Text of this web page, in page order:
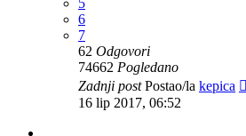
6
7
62 Odgovori
74662 Pogledano
Zadnji postPostao/la kepica
16 lip 2017, 06:52